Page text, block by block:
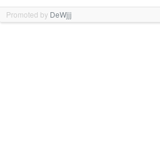
Promoted by DeWjjj